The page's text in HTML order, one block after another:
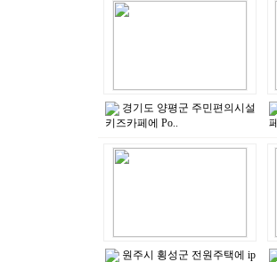
경기도 양평군 주민편의시설
키즈카페에 Po..
원주시 횡성군 전원주택에 ip